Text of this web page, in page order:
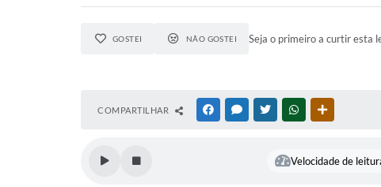
GOSTEI NÃO GOSTEI Seja o primeiro a curtir esta
COMPARTILHAR FACEBOOKMESSENGER
TWITTERWHATSAPP
Velocidade de